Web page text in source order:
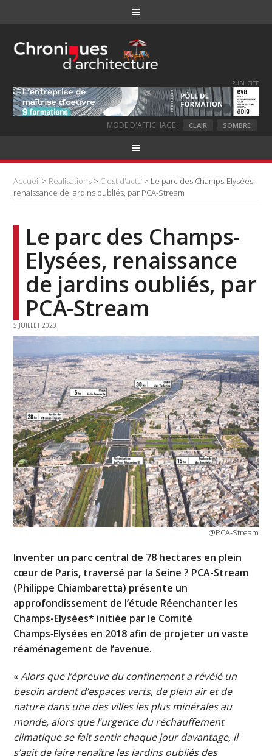
PUBLICITE
MODE D'AFFICHAGE : CLAIR SOMBRE
Accueil > Réalisations > C'est d'actu > Le parc des Champs-Elysées,
renaissance de jardins oubliés, par PCA-Stream
Le parc des Champs-
Elysées, renaissance
de jardins oubliés, par
PCA-Stream
5 JUILLET 2020
@PCA-Stream
Inventer un parc central de 78 hectares en plein
cœur de Paris, traversé par la Seine ? PCA-Stream
(Philippe Chiambaretta) présente un
approfondissement de l’étude Réenchanter les
Champs-Elysées* initiée par le Comité
Champs‑Elysées en 2018 afin de projeter un vaste
réaménagement de l’avenue.
«Alors que l’épreuve du confinement a révélé un
besoin ardent d’espaces verts, de plein air et de
nature dans une des villes les plus minérales au
monde, alors que l’urgence du réchauffement
climatique se fait sentir chaque jour davantage, il
s’agit de faire renaître les jardins oubliés des